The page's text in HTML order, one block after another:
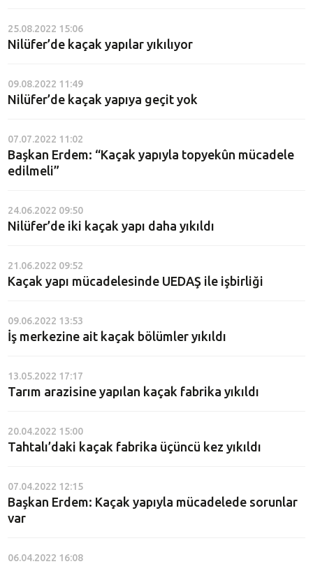
25.08.2022 15:06
Nilüfer’de kaçak yapılar yıkılıyor
09.08.2022 11:49
Nilüfer’de kaçak yapıya geçit yok
07.07.2022 11:02
Başkan Erdem: “Kaçak yapıyla topyekûn mücadele
edilmeli”
24.06.2022 09:50
Nilüfer’de iki kaçak yapı daha yıkıldı
21.06.2022 09:52
Kaçak yapı mücadelesinde UEDAŞ ile işbirliği
09.06.2022 13:53
İş merkezine ait kaçak bölümler yıkıldı
13.05.2022 17:17
Tarım arazisine yapılan kaçak fabrika yıkıldı
20.04.2022 15:00
Tahtalı’daki kaçak fabrika üçüncü kez yıkıldı
07.04.2022 12:15
Başkan Erdem: Kaçak yapıyla mücadelede sorunlar
var
06.04.2022 16:08